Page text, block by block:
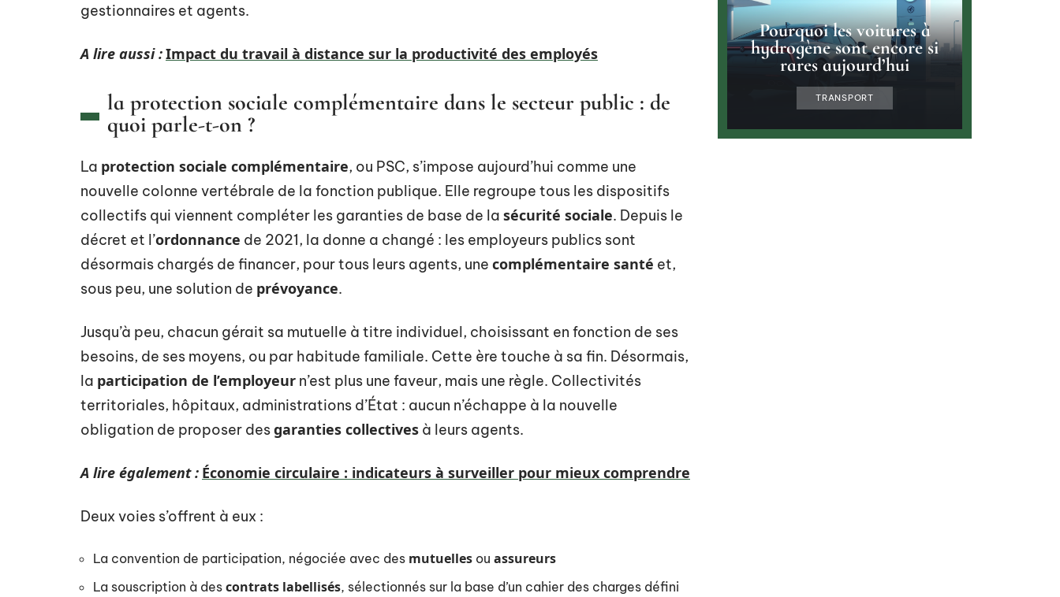
gestionnaires et agents.
A lire aussi :Impact du travail à distance sur la productivité des employés
la protection sociale complémentaire dans le secteur public : de
quoi parle-t-on ?
La protection sociale complémentaire, ou PSC, s’impose aujourd’hui comme une
nouvelle colonne vertébrale de la fonction publique. Elle regroupe tous les dispositifs
collectifs qui viennent compléter les garanties de base de la sécurité sociale. Depuis le
décret et l’ordonnance de 2021, la donne a changé : les employeurs publics sont
désormais chargés de financer, pour tous leurs agents, une complémentaire santé et,
sous peu, une solution de prévoyance.
Jusqu’à peu, chacun gérait sa mutuelle à titre individuel, choisissant en fonction de ses
besoins, de ses moyens, ou par habitude familiale. Cette ère touche à sa fin. Désormais,
la participation de l’employeur n’est plus une faveur, mais une règle. Collectivités
territoriales, hôpitaux, administrations d’État : aucun n’échappe à la nouvelle
obligation de proposer desgaranties collectives à leurs agents.
A lire également : Économie circulaire : indicateurs à surveiller pour mieux comprendre
Deux voies s’offrent à eux :
La convention de participation, négociée avec des mutuelles ou assureurs
La souscription à des contrats labellisés, sélectionnés sur la base d’un cahier des charges défini
Pourquoi les voitures à
hydrogène sont encore si
rares aujourd’hui
TRANSPORT